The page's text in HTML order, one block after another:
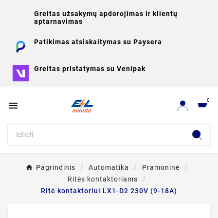
Greitas užsakymų apdorojimas ir klientų
aptarnavimas
Patikimas atsiskaitymas su Paysera
Greitas pristatymas su Venipak
 0
Pagrindinis Automatika
Pramoninė
Ritės kontaktoriams
Ritė kontaktoriui LX1-D2 230V (9-18A)